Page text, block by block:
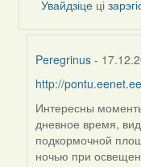
Увайдзіце ці
Peregrinus -
In
reply
to
by
biot
http://
Интересны
дневное время,
подкормочной
ночью при